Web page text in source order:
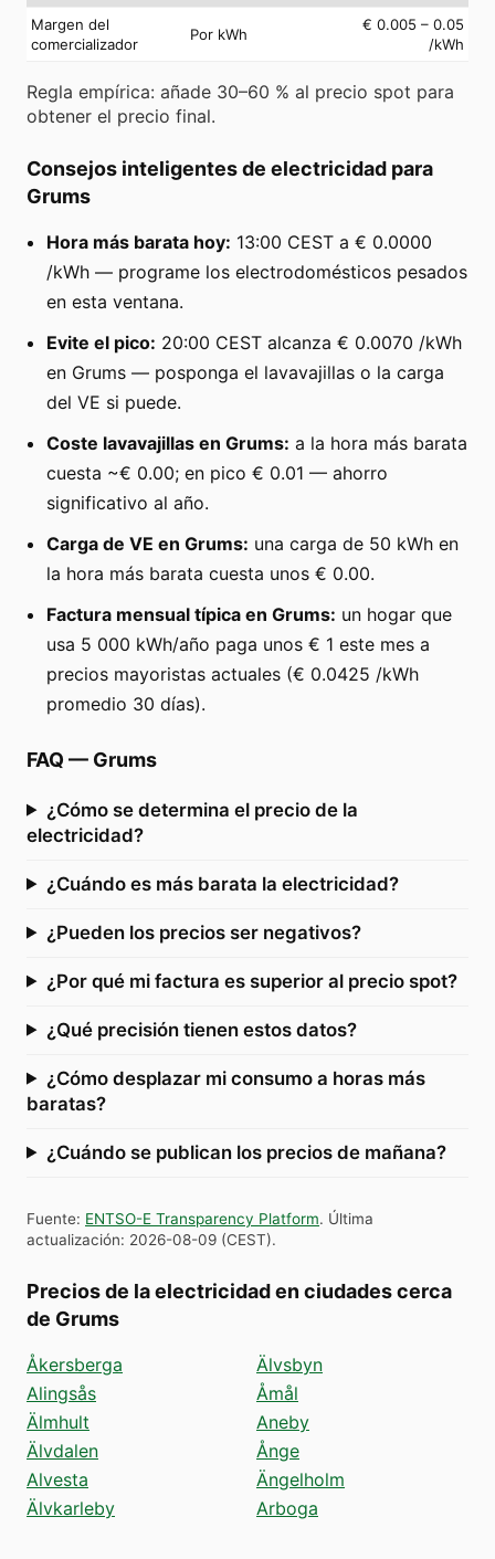
Margen del
comercializador
Por kWh
€ 0.005 – 0.05
/kWh
Regla empírica: añade 30–60 % al precio spot para
obtener el precio final.
Consejos inteligentes de electricidad para
Grums
Hora más barata hoy: 13:00 CEST a € 0.0000
/kWh — programe los electrodomésticos pesados
en esta ventana.
Evite el pico: 20:00 CEST alcanza € 0.0070 /kWh
en Grums — posponga el lavavajillas o la carga
del VE si puede.
Coste lavavajillas en Grums: a la hora más barata
cuesta ~€ 0.00; en pico € 0.01 — ahorro
significativo al año.
Carga de VE en Grums: una carga de 50 kWh en
la hora más barata cuesta unos € 0.00.
Factura mensual típica en Grums: un hogar que
usa 5 000 kWh/año paga unos € 1 este mes a
precios mayoristas actuales (€ 0.0425 /kWh
promedio 30 días).
FAQ — Grums
¿Cómo se determina el precio de la
electricidad?
¿Cuándo es más barata la electricidad?
¿Pueden los precios ser negativos?
¿Por qué mi factura es superior al precio spot?
¿Qué precisión tienen estos datos?
¿Cómo desplazar mi consumo a horas más
baratas?
¿Cuándo se publican los precios de mañana?
Fuente: ENTSO-E Transparency Platform. Última
actualización: 2026-08-09 (CEST).
Precios de la electricidad en ciudades cerca
de Grums
Åkersberga
Alingsås
Älmhult
Älvdalen
Alvesta
Älvkarleby
Älvsbyn
Åmål
Aneby
Ånge
Ängelholm
Arboga